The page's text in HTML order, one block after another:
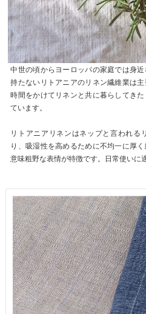
中世の頃からヨーロッパの家庭では身
持たないリトアニアのリネン繊維業は
時間をかけてリネンと共に暮らしてき
ています。
リトアニアリネンはネップと言われる
り、吸湿性を高めるために不均一に厚
意味粗野な表情が特徴です。日常使いに